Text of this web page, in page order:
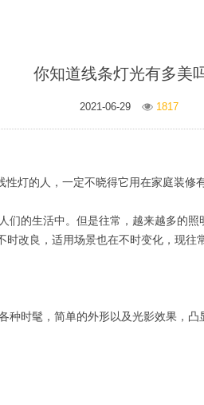
你知道线条灯光有多美
2021-06-29 1817
灯的人，一定不晓得它用在家庭装修
的生活中。但是往常，越来越多的
改良，适用场景也在不时变化，现往
时髦，简单的外形以及光影效果，